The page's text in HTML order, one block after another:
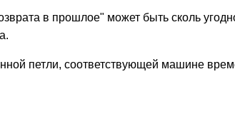
в прошлое" может быть сколь
петли, соответствующей машине